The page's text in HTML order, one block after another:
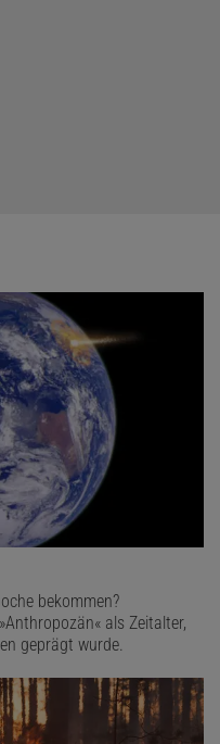
bekommen?
als Zeitalter,
geprägt wurde.